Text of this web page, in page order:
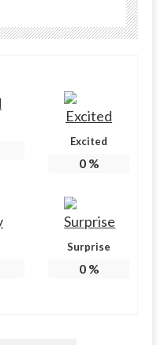
Excited
0%
Surprise
0%